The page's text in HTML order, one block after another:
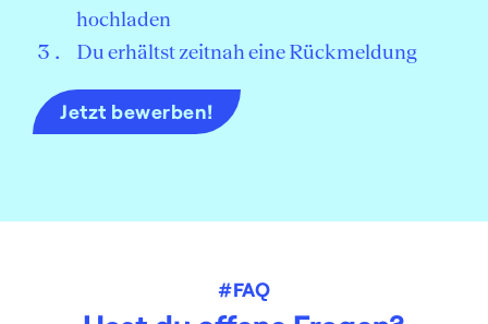
hochladen
Du erhältst zeitnah eine Rückmeldung
Jetzt bewerben!
#FAQ